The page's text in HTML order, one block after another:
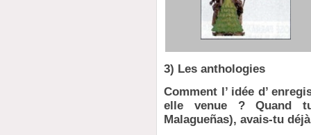
3) Les anthologies
Comment l’ idée d’
elle venue ? Quand
Malagueñas), avais-tu